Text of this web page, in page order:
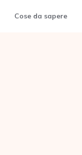
Cose da sapere